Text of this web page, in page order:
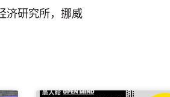
济研究所，挪威